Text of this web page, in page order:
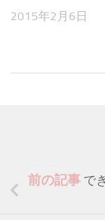
2015年2月6日
前の記事 で